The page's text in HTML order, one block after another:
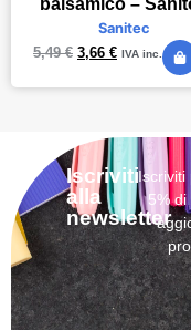
Sanitec
5,49€ 3,66 € IVA inc.
Iscriviti
alla
newsletter
Iscriviti
5%